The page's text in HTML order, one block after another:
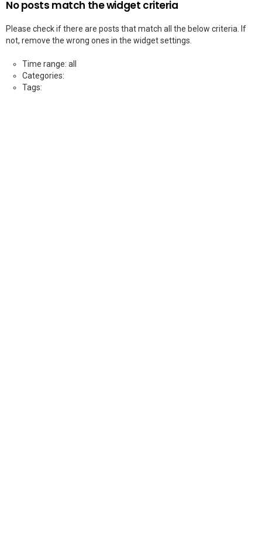
No posts match the widget criteria
Please check if there are posts that match all the below criteria. If
not, remove the wrong ones in the widget settings.
Time range: all
Categories:
Tags: